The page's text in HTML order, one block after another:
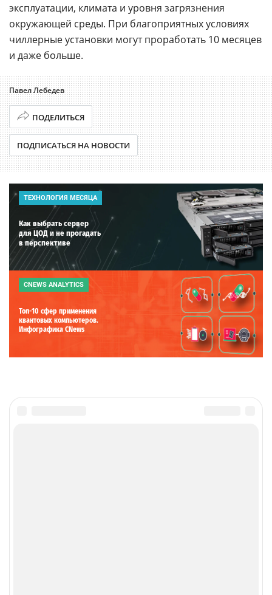
эксплуатации, климата и уровня загрязнения
окружающей среды. При благоприятных условиях
чиллерные установки могут проработать 10 месяцев
и даже больше.
Павел Лебедев
ПОДЕЛИТЬСЯ
ПОДПИСАТЬСЯ НА НОВОСТИ
ТЕХНОЛОГИЯ МЕСЯЦА
Как выбрать сервер
для ЦОД и не прогадать
в перспективе
CNEWS ANALYTICS
Топ-10 сфер применения
квантовых компьютеров.
Инфографика CNews